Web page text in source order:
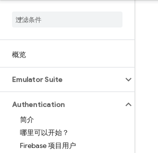
概览
Emulator Suite
Authentication
简介
哪里可以开始？
Firebase 项目用户